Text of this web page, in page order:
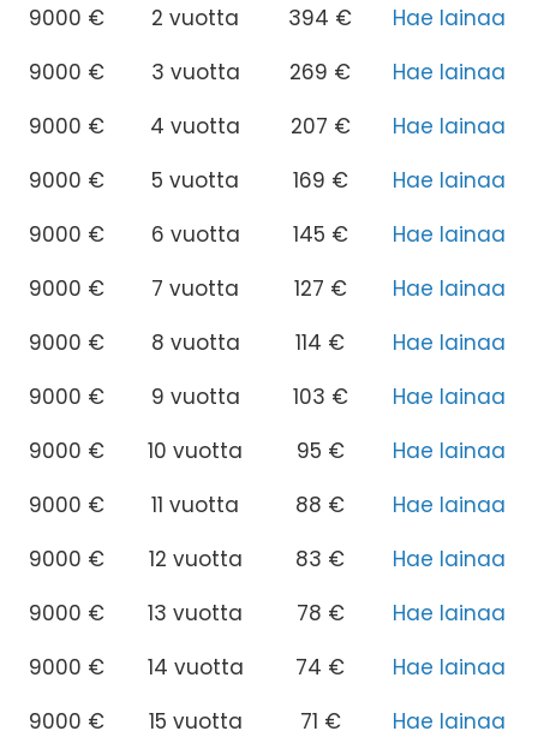
9000 €
2 vuotta 394 €
Hae lainaa
9000 €
3 vuotta 269 €
Hae lainaa
9000 €
4 vuotta 207 €
Hae lainaa
9000 €
5 vuotta 169 €
Hae lainaa
9000 €
6 vuotta 145 €
Hae lainaa
9000 €
7 vuotta 127 €
Hae lainaa
9000 €
8 vuotta 114 €
Hae lainaa
9000 €
9 vuotta 103 €
Hae lainaa
9000 €
10 vuotta 95 €
Hae lainaa
9000 €
11 vuotta 88 €
Hae lainaa
9000 €
12 vuotta 83 €
Hae lainaa
9000 €
13 vuotta 78 €
Hae lainaa
9000 €
14 vuotta 74 €
Hae lainaa
9000 €
15 vuotta 71 € Hae lainaa